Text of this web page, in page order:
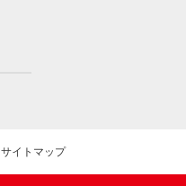
サイトマップ